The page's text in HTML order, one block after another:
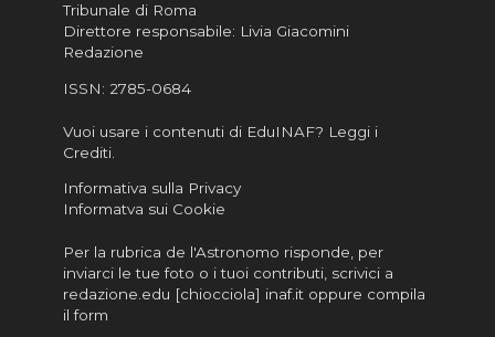
Tribunale di Roma
Direttore responsabile: Livia Giacomini
Redazione
ISSN: 2785-0684
Vuoi usare i contenuti di EduINAF? Leggi i
Crediti.
Informativa sulla Privacy
Informatva sui Cookie
Per la rubrica de l'Astronomo risponde, per
inviarci le tue foto o i tuoi contributi, scrivici a
redazione.edu [chiocciola] inaf.it oppure compila
il form